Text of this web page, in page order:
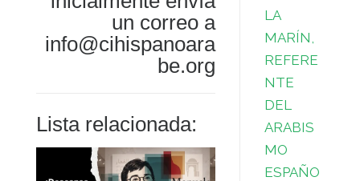
un correo a
info@cihispanoara
be.org
Lista relacionada:
LA
MARÍN,
REFERE
NTE
DEL
ARABIS
MO
ESPAÑO